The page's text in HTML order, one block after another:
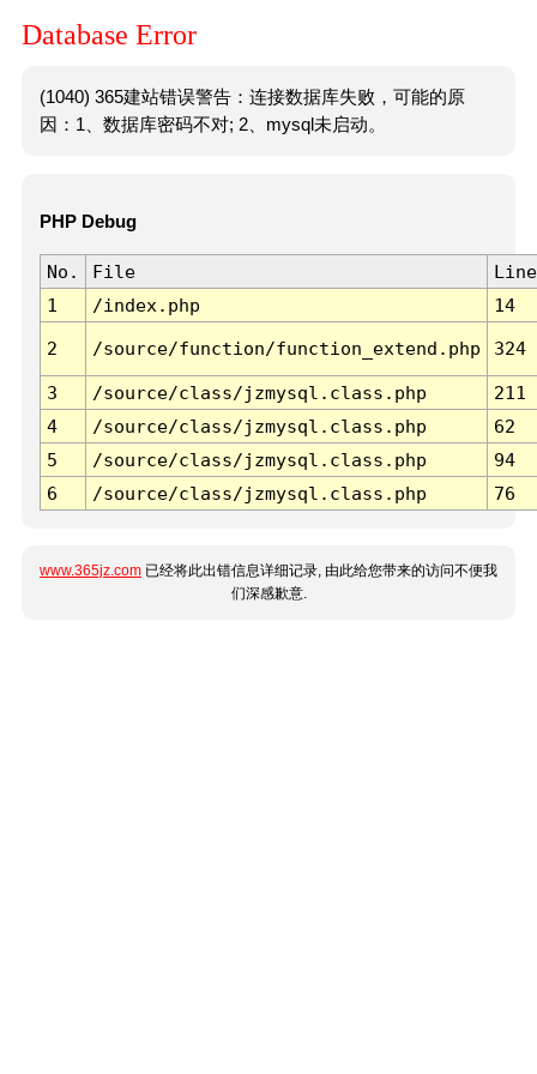
Database Error
(1040) 365建站错误警告：连接数据库失败，可能的原
因：1、数据库密码不对; 2、mysql未启动。
PHP Debug
No. File
Line
1
/index.php 14
2 /source/function/function_extend.php 324
3 /source/class/jzmysql.class.php
211
4
/source/class/jzmysql.class.php
62
5
/source/class/jzmysql.class.php
94
6
/source/class/jzmysql.class.php 76
www.365jz.com 已经将此出错信息详细记录, 由此给您带来的访问不便我
们深感歉意.